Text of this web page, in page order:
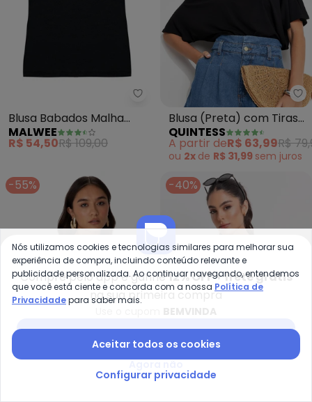
Malwee - Blusa Babados
Blusa Babados Malha
Linho (Preto)
MALWEE
R$ 54,50R$ 109,00
Blusa (Preta) com Tiras
no Ombro
QUINTESS
A partir deR$ 63,99R$
ou 2x de R$ 31,99 sem juros
-55%
Enfim - Blusa Justa com
-40%
Compre pelo app e ganhe12% OFF + frete grátis
na sua primeira compra
Nós utilizamos cookies e tecnologias similares para melhorar sua
experiência de compra, incluindo conteúdo relevante e
publicidade personalizada. Ao continuar navegando, entendemos
que você está ciente e concorda com a nossa Política de
Privacidadepara saber mais.
Aceitar todos os cookies
Configurar privacidade